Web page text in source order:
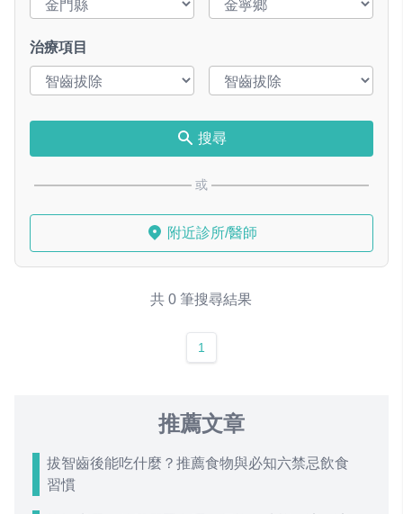
治療項目
搜尋
或
附近診所/醫師
共 0 筆搜尋結果
1
推薦文章
拔智齒後能吃什麼？推薦食物與必知六禁忌飲食
習慣